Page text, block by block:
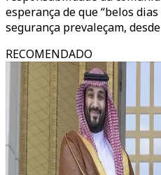
esperança de que “belos
segurança prevaleçam,
RECOMENDADO